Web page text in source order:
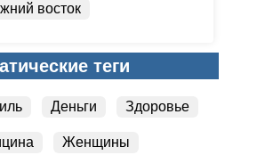
восток
легких
Студия
теги
Деньги Здоровье
Женщины